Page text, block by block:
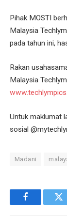
Pihak MOSTI
Malaysia
pada tahun ini,
Rakan
Malaysia
Untuk maklumat
sosial
Madani
Facebook